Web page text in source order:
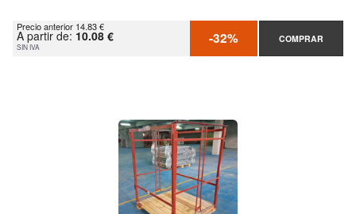
Precio anterior 14.83 €
A partir de: 10.08 €
SIN IVA -32% COMPRAR